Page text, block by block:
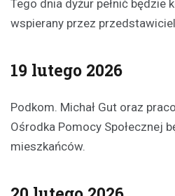
Tego dnia dyżur pełnić będzie
wspierany przez
19 lutego 2026
Podkom. Michał Gut oraz
Ośrodka Pomocy Społecznej
mieszkańców.